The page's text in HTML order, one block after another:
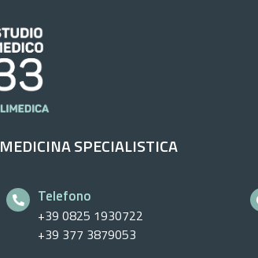
MEDICINA SPECIALISTICA
Telefono
+39 0825 1930722
+39 377 3879053